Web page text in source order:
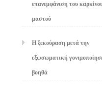
επανεμφάνιση του
μαστού
Η ξεκούραση μετά την
εξωσωματική
βοηθά